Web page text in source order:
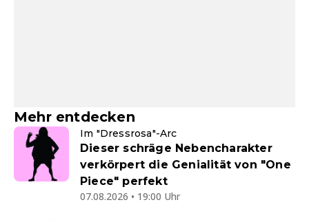
Mehr entdecken
Im "Dressrosa"-Arc
Dieser schräge Nebencharakter
verkörpert die Genialität von "One
Piece" perfekt
07.08.2026 • 19:00 Uhr